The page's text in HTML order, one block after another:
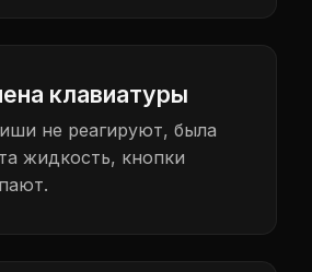
клавиатуры
не реагируют, была
жидкость, кнопки